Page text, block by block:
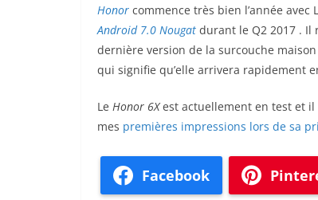
Honor commence très bien l’année avec
Android 7.0 Nougat durant le Q2 2017 . Il
dernière version de la surcouche maison
qui signifie qu’elle arrivera rapidement
Le Honor 6Xest actuellement en test et
mes premières impressions lors de sa
Facebook